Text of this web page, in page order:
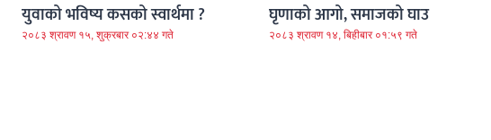
युवाको भविष्य कसको स्वार्थमा ?
२०८३ श्रावण १५, शुक्रबार ०२:४४ गते
घृणाको आगो, समाजको घाउ
२०८३ श्रावण १४, बिहीबार ०१:५९ गते